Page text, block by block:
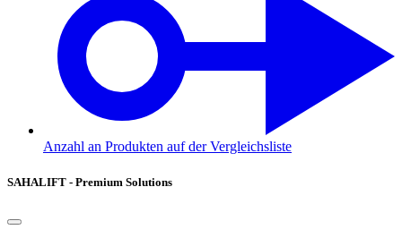
Anzahl an Produkten auf der Vergleichsliste
SAHALIFT - Premium Solutions